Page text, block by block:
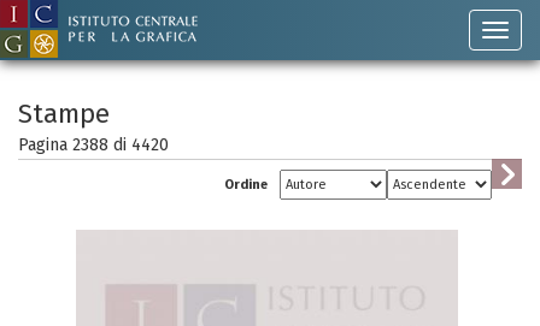
Stampe
Pagina 2388 di 4420
Ordine